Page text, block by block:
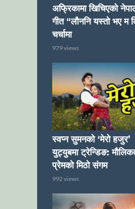
अफ्रिकामा खिचिएको
गीत “लौननि यस्तो भए म
चर्चामा
979 views
स्वप्न सुमनको ‘मेरो हजुर’
युट्युबमा ट्रेन्डिङ:
प्रेमको मिठो संगम
992 views